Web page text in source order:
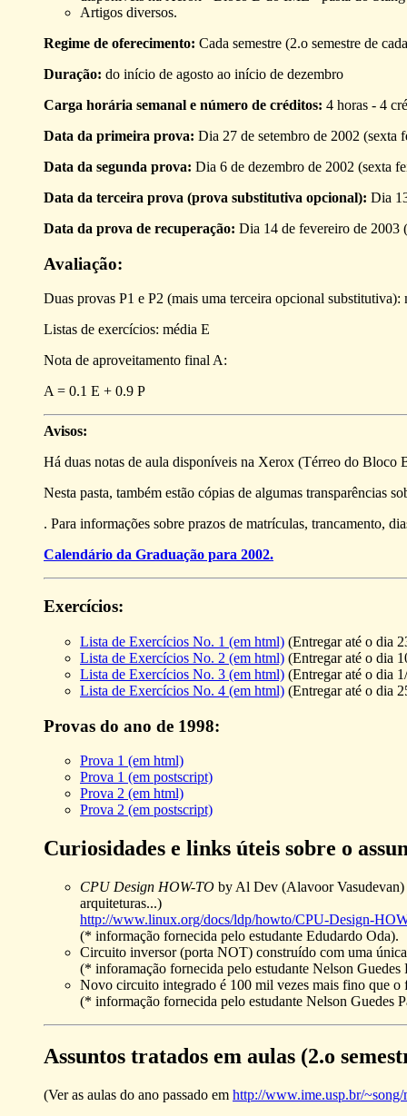
Artigos diversos.
Regime de oferecimento: Cada semestre (2.o semestre de
Duração: do início de agosto ao início de dezembro
Carga horária semanal e número de créditos: 4 horas - 4
Data da primeira prova: Dia 27 de setembro de 2002 (sexta
Data da segunda prova: Dia 6 de dezembro de 2002 (sexta
Data da terceira prova (prova substitutiva opcional): Dia
Data da prova de recuperação: Dia 14 de fevereiro de 2003
Avaliação:
Duas provas P1 e P2 (mais uma terceira opcional
Listas de exercícios: média E
Nota de aproveitamento final A:
A = 0.1 E + 0.9 P
Avisos:
Há duas notas de aula disponíveis na Xerox (Térreo do Bloco
Nesta pasta, também estão cópias de algumas
. Para informações sobre prazos de matrículas, trancamento,
Calendário da Graduação para 2002.
Exercícios:
Lista de Exercícios No. 1 (em html) (Entregar até o dia
Lista de Exercícios No. 2 (em html) (Entregar até o dia
Lista de Exercícios No. 3 (em html) (Entregar até o dia
Lista de Exercícios No. 4 (em html) (Entregar até o dia
Provas do ano de 1998:
Prova 1 (em html)
Prova 1 (em postscript)
Prova 2 (em html)
Prova 2 (em postscript)
Curiosidades e links úteis sobre o
CPU Design HOW-TO by Al Dev (Alavoor Vasudevan)
arquiteturas...)
http://www.linux.org/docs/ldp/howto/CPU-Design-
(* informação fornecida pelo estudante Edudardo Oda).
Circuito inversor (porta NOT) construído com uma
(* inforamação fornecida pelo estudante Nelson Guedes
Novo circuito integrado é 100 mil vezes mais fino que
(* informação fornecida pelo estudante Nelson Guedes
Assuntos tratados em aulas (2.o
(Ver as aulas do ano passado em http://www.ime.usp.br/